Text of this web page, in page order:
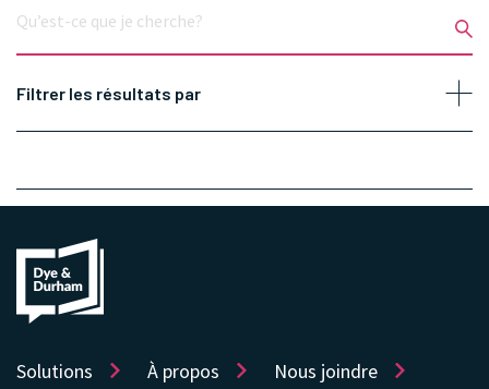
Rechercher:
Filtrer les résultats par
Solutions À propos Nous joindre